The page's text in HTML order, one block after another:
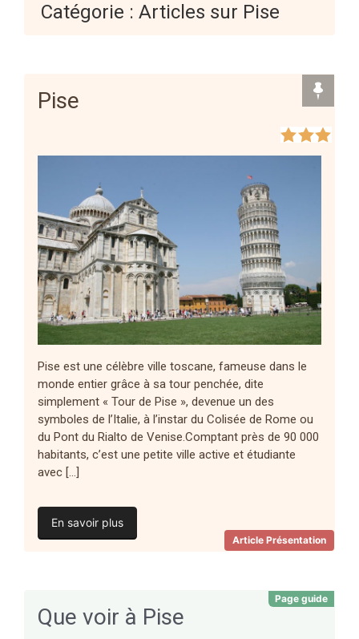
Catégorie : Articles sur Pise
Article Présentation
Pise
Pise est une célèbre ville toscane, fameuse dans le
monde entier grâce à sa tour penchée, dite
simplement « Tour de Pise », devenue un des
symboles de l’Italie, à l’instar du Colisée de Rome ou
du Pont du Rialto de Venise.Comptant près de 90 000
habitants, c’est une petite ville active et étudiante
avec […]
En savoir plus
Page guide
Que voir à Pise